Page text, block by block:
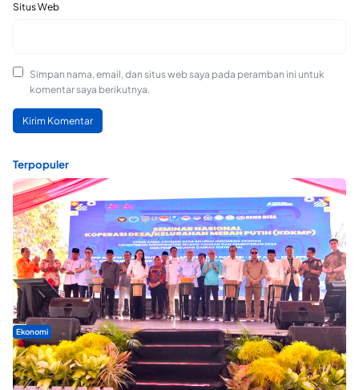
Situs Web
Simpan nama, email, dan situs web saya pada peramban ini untuk
komentar saya berikutnya.
Terpopuler
Ekonomi
Seminar di Ternate, Mendes Perkuat Sinergi Percepatan
Kopdes Merah Putih